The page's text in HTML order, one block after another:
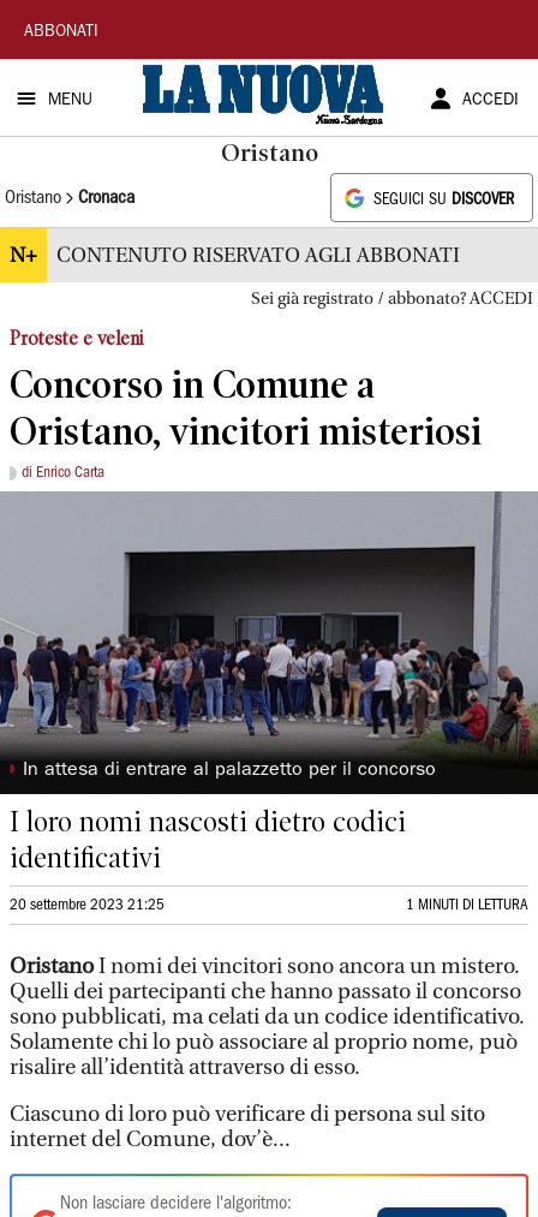
La
Nuova
Sardegna
ABBONATI
MENU ACCEDI
Oristano
Oristano Cronaca SEGUICI SU DISCOVER
N+ CONTENUTO RISERVATO AGLI ABBONATI
Sei già registrato / abbonato? ACCEDI
Proteste e veleni
Concorso in Comune a
Oristano, vincitori misteriosi
di Enrico Carta
◗ In attesa di entrare al palazzetto per il concorso
I loro nomi nascosti dietro codici
identificativi
20 settembre 2023 21:25 1 MINUTI DI LETTURA
OristanoI nomi dei vincitori sono ancora un mistero.
Quelli dei partecipanti che hanno passato il concorso
sono pubblicati, ma celati da un codice identificativo.
Solamente chi lo può associare al proprio nome, può
risalire all’identità attraverso di esso.
Ciascuno di loro può verificare di persona sul sito
internet del Comune, dov’è...
Non lasciare decidere l'algoritmo: